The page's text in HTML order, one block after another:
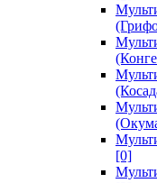
[0]